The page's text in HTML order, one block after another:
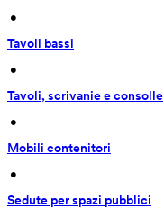
•
Tavoli bassi
•
Tavoli, scrivanie e consolle
•
Mobili contenitori
•
Sedute per spazi pubblici